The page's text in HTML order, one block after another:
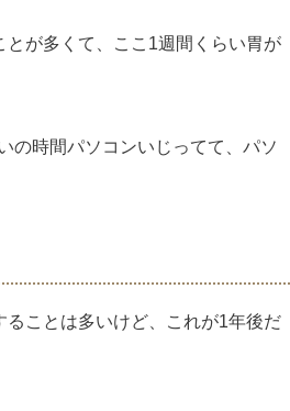
が多くて、ここ1週間くらい胃が
の時間パソコンいじってて、パソ
ことは多いけど、これが1年後だ